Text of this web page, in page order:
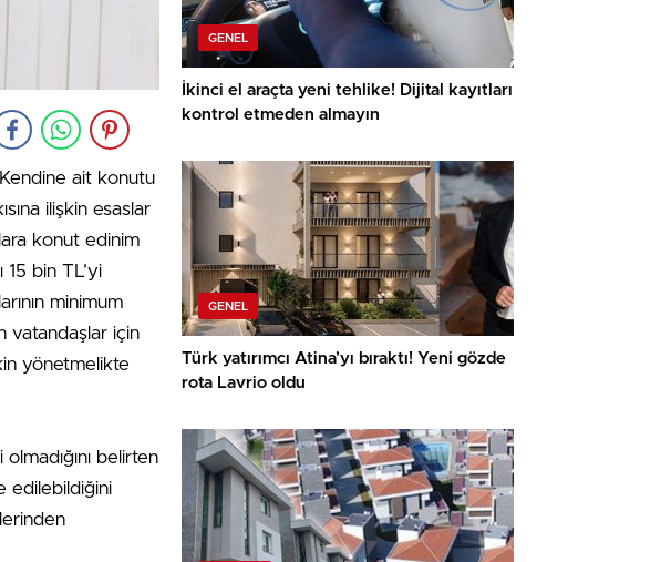
Kendine ait konutu
ilişkin esaslar
konut edinim
bin TL’yi
minimum
vatandaşlar için
yönetmelikte
belirten
edilebildiğini
GENEL
İkinci el araçta yeni tehlike! Dijital kayıtları
kontrol etmeden almayın
GENEL
Türk yatırımcı Atina’yı bıraktı! Yeni gözde
rota Lavrio oldu